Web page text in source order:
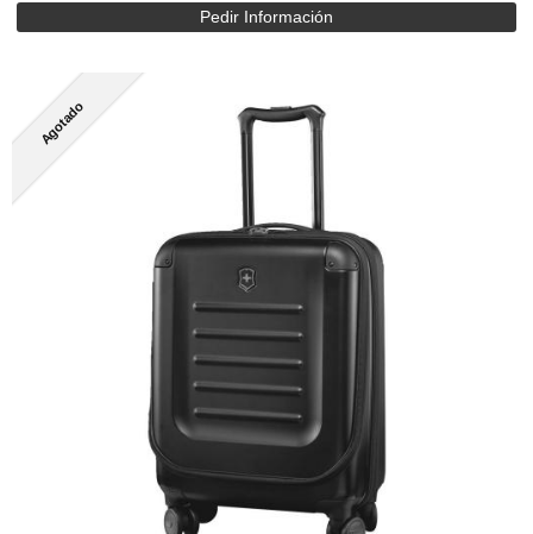
Pedir Información
Agotado